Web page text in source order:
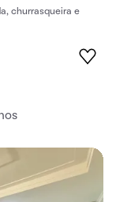
churrasqueira e